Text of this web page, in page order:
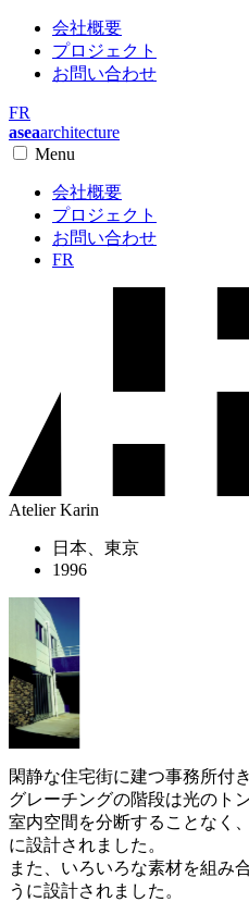
会社概要
プロジェクト
お問い合わせ
FR
aseaarchitecture
Menu
会社概要
プロジェクト
お問い合わせ
FR
Atelier Karin
日本、東京
1996
閑静な住宅街に建つ事務所付
グレーチングの階段は光のト
室内空間を分断することなく
に設計されました。
また、いろいろな素材を組み
うに設計されました。